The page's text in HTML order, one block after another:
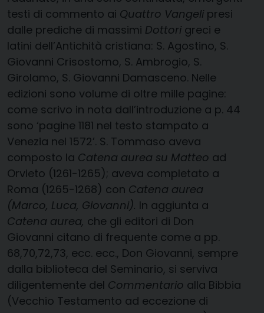
testi di commento ai Quattro Vangeli presi
dalle prediche di massimi Dottori greci e
latini dell’Antichità cristiana: S. Agostino, S.
Giovanni Crisostomo, S. Ambrogio, S.
Girolamo, S. Giovanni Damasceno. Nelle
edizioni sono volume di oltre mille pagine:
come scrivo in nota dall’introduzione a p. 44
sono ‘pagine 1181 nel testo stampato a
Venezia nel 1572’. S. Tommaso aveva
composto la Catena aurea su Matteo ad
Orvieto (1261-1265); aveva completato a
Roma (1265-1268) con Catena aurea
(Marco, Luca, Giovanni). In aggiunta a
Catena aurea, che gli editori di Don
Giovanni citano di frequente come a pp.
68,70,72,73, ecc. ecc., Don Giovanni, sempre
dalla biblioteca del Seminario, si serviva
diligentemente del Commentario alla Bibbia
(Vecchio Testamento ad eccezione di